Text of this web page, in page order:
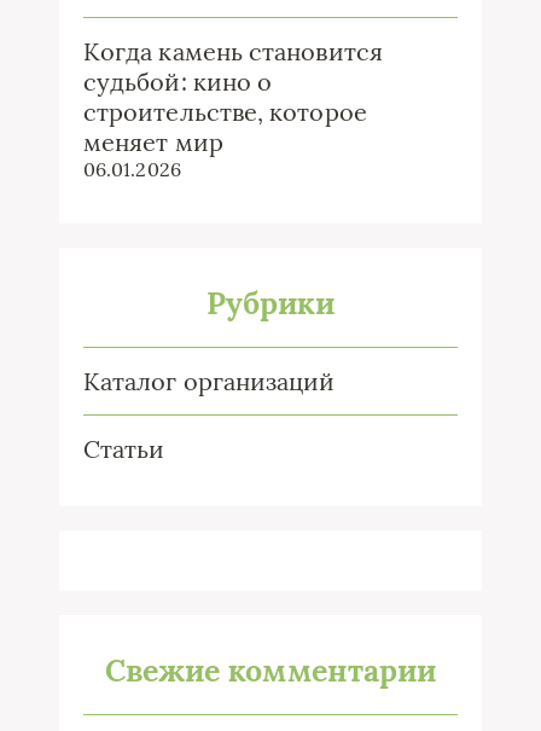
Когда камень становится
судьбой: кино о
строительстве, которое
меняет мир
06.01.2026
Рубрики
Каталог организаций
Статьи
Свежие комментарии